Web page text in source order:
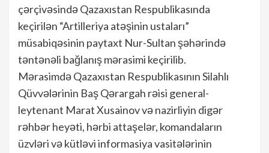
çərçivəsində Qazaxıstan Respublikasında
keçirilən “Artilleriya atəşinin ustaları”
müsabiqəsinin paytaxt Nur-Sultan şəhərində
təntənəli bağlanış mərasimi keçirilib.
Mərasimdə Qazaxıstan Respublikasının Silahlı
Qüvvələrinin Baş Qərargah rəisi general-
leytenant Marat Xusainov və nazirliyin digər
rəhbər heyəti, hərbi attaşelər, komandaların
üzvləri və kütləvi informasiya vasitələrinin